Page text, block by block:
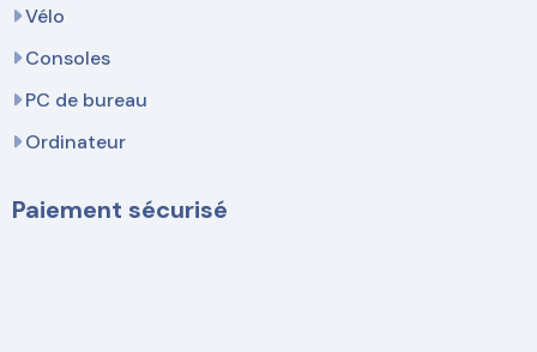
Vélo
Consoles
PC de bureau
Ordinateur
Paiement sécurisé